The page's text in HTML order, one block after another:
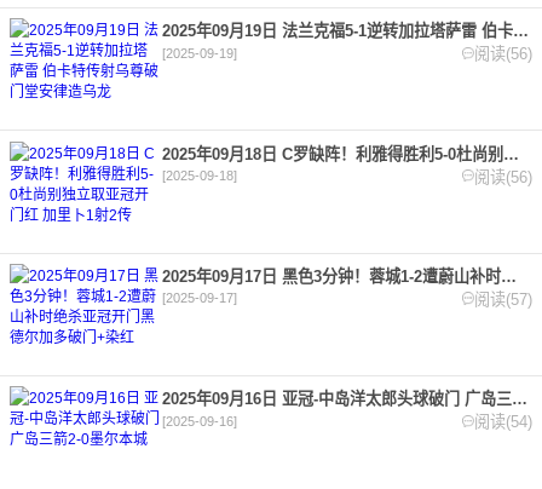
2025年09月19日 法兰克福5-1逆转加拉塔萨雷 伯卡特传射乌尊破门堂安律造乌龙
[2025-09-19] 阅读(56)
2025年09月18日 C罗缺阵！利雅得胜利5-0杜尚别独立取亚冠开门红 加里卜1射2传
[2025-09-18] 阅读(56)
2025年09月17日 黑色3分钟！蓉城1-2遭蔚山补时绝杀亚冠开门黑 德尔加多破门+染红
[2025-09-17] 阅读(57)
2025年09月16日 亚冠-中岛洋太郎头球破门 广岛三箭2-0墨尔本城
[2025-09-16] 阅读(54)